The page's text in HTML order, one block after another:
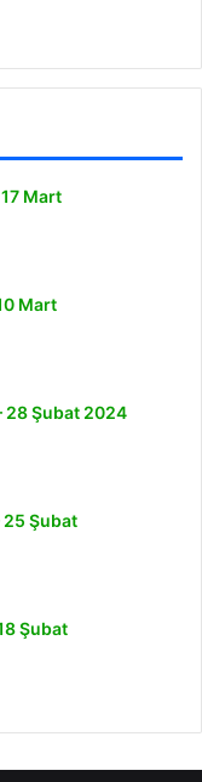
Mart
Mart
28 Şubat 2024
25 Şubat
Şubat